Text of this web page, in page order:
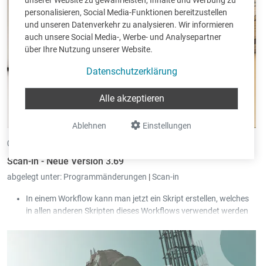
personalisieren, Social Media-Funktionen bereitzustellen
und unseren Datenverkehr zu analysieren. Wir informieren
auch unsere Social Media-, Werbe- und Analysepartner
über Ihre Nutzung unserer Website.
Datenschutzerklärung
Einstellungen
Ablehnen
Alle akzeptieren
04.06.2026 •
Scan-in - Neue Version 3.69
abgelegt unter: Programmänderungen |Scan-in
In einem Workflow kann man jetzt ein Skript erstellen, welches
in allen anderen Skripten dieses Workflows verwendet werden
Der Zugang zu E-Mails und Kalendern über die „Exchange Web
Services“-Schnittstelle wird bald von Microsoft abgeschaltet.
Scan-in unterstützt jetzt stattdessen die „Microsoft Graph API“-